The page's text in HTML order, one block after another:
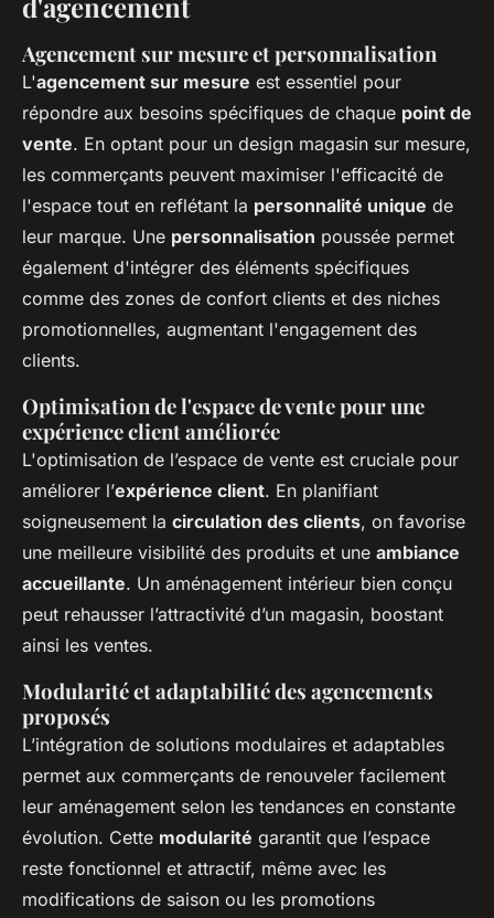
Agencement sur mesure et personnalisation
L'agencement sur mesure est essentiel pour
répondre aux besoins spécifiques de chaque point de
vente. En optant pour un design magasin sur mesure,
les commerçants peuvent maximiser l'efficacité de
l'espace tout en reflétant la personnalité unique de
leur marque. Une personnalisation poussée permet
également d'intégrer des éléments spécifiques
comme des zones de confort clients et des niches
promotionnelles, augmentant l'engagement des
clients.
Optimisation de l'espace de vente pour une
expérience client améliorée
L'optimisation de l’espace de vente est cruciale pour
améliorer l’expérience client. En planifiant
soigneusement la circulation des clients, on favorise
une meilleure visibilité des produits et une ambiance
accueillante. Un aménagement intérieur bien conçu
peut rehausser l’attractivité d’un magasin, boostant
ainsi les ventes.
Modularité et adaptabilité des agencements
proposés
L’intégration de solutions modulaires et adaptables
permet aux commerçants de renouveler facilement
leur aménagement selon les tendances en constante
évolution. Cette modularité garantit que l’espace
reste fonctionnel et attractif, même avec les
modifications de saison ou les promotions